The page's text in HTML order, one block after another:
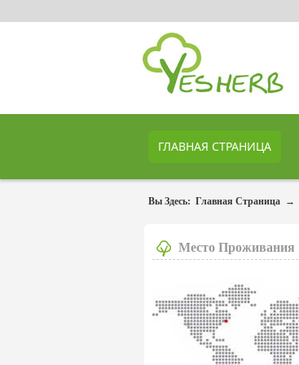
ГЛАВНАЯ СТРАНИЦА
Вы Здесь: Главная Страница →
Место Проживания